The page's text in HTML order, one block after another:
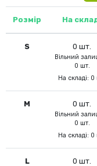
Розмір На
S 0 шт.
Вільний
0 шт.
На складі: 0
M 0 шт.
Вільний
0 шт.
На складі: 0
L 0 шт.